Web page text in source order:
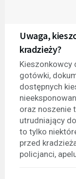
Uwaga,
kradzieży?
Kieszonkowcy
gotówki,
dostępnych
oraz noszenie
utrudniający
to tylko
przed
policjanci,